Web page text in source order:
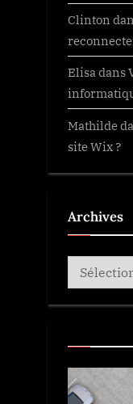
Clinton
Elisadans
Mathilde
site Wix ?
Archives
Archives